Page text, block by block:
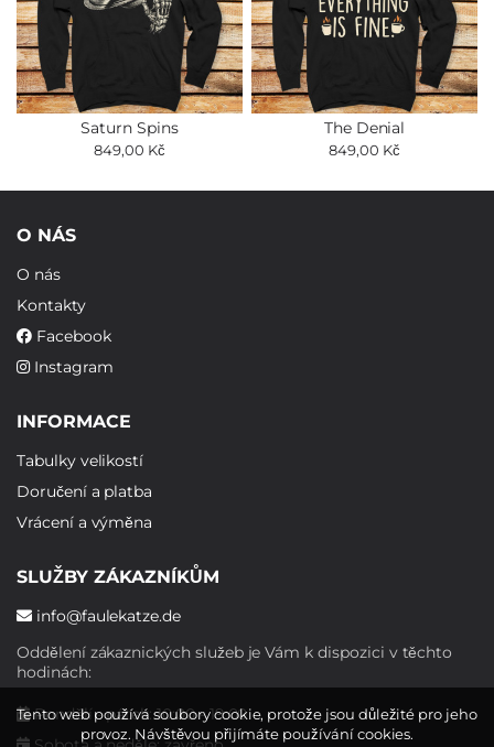
Saturn Spins
849,00 Kč
The Denial
849,00 Kč
O NÁS
O nás
Kontakty
Facebook
Instagram
INFORMACE
Tabulky velikostí
Doručení a platba
Vrácení a výměna
SLUŽBY ZÁKAZNÍKŮM
info@faulekatze.de
Oddělení zákaznických služeb je Vám k dispozici v těchto
hodinách:
Pondělí - pátek: 10:00 - 19:00
Tento web používá soubory cookie, protože jsou důležité pro jeho
provoz. Návštěvou přijímáte používání cookies.